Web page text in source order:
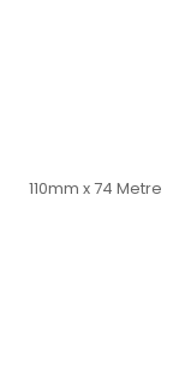
110mm x 74 Metre